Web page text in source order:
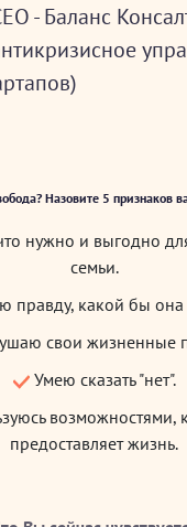
- Баланс
Назовите 5 признаков
нужно и выгодно
семьи.
правду, какой бы
свои жизненные
Умею сказать "нет".
возможностями,
предоставляет жизнь.